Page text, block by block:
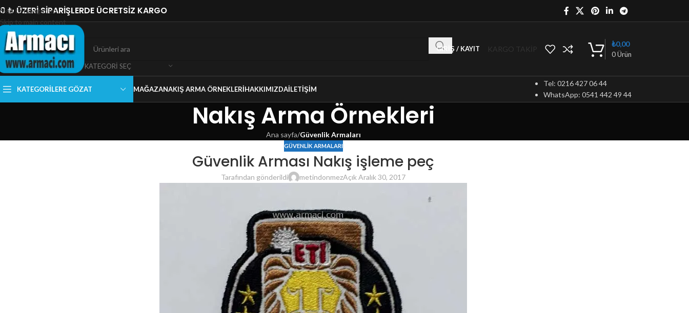
Skip to navigation
Skip to main content
₺ ÜZERİ SİPARİŞLERDE ÜCRETSİZ KARGO
KATEGORI SEÇ
GIRIŞ / KAYIT KARGO TAKİP
0Ürün
₺0,00
KATEGORILERE GÖZAT MAĞAZANAKIŞ ARMA ÖRNEKLERIHAKKIMIZDAİLETIŞIM
Tel: 0216 427 06 44
WhatsApp: 0541 442 49 44
Nakış Arma Örnekleri
Ana sayfa/Güvenlik Armaları
GÜVENLIK ARMALARI
Güvenlik Arması Nakış işleme peç
Tarafından gönderildi metindonmezAçık Aralık 30, 2017